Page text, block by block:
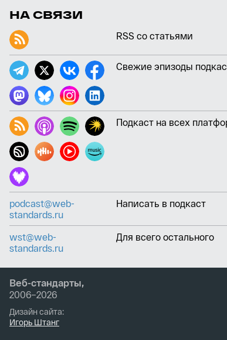
НА СВЯЗИ
RSS со статьями
Свежие эпизоды
Подкаст на всех
Написать в подкаст
podcast@web-
standards.ru
Для всего остального
wst@web-
standards.ru
Веб-стандарты,
2006–2026
Дизайн сайта:
Игорь Штанг